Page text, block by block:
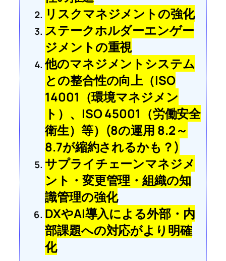
リスクマネジメントの強化
ステークホルダーエンゲー
ジメントの重視
他のマネジメントシステム
との整合性の向上（ISO
14001（環境マネジメン
ト）、ISO 45001（労働安全
衛生）等）(8の運用 8.2～
8.7が縮約されるかも？)
サプライチェーンマネジメ
ント・変更管理・組織の知
識管理の強化
DXやAI導入による外部・内
部課題への対応がより明確
化